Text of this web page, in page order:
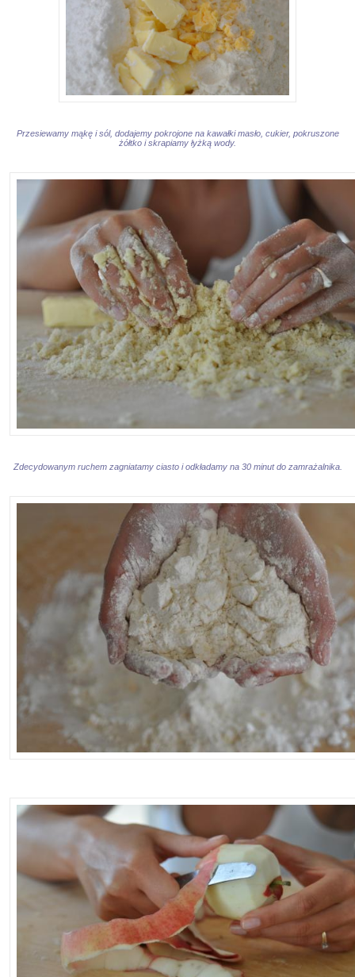
Przesiewamy mąkę i sól, dodajemy pokrojone na kawałki masło, cukier, pokruszone
żółtko i skrapiamy łyżką wody.
Zdecydowanym ruchem zagniatamy ciasto i odkładamy na 30 minut do zamrażalnika.